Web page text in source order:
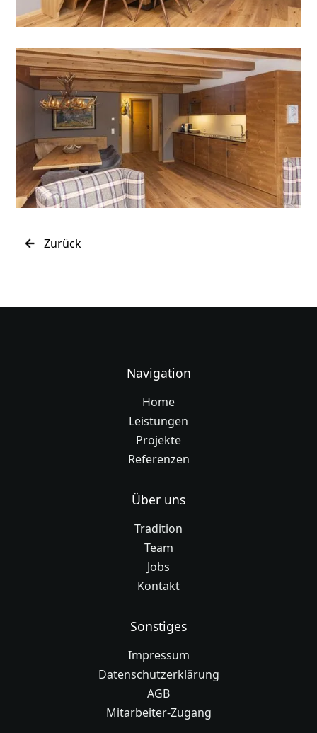
Zurück
Navigation
Home
Leistungen
Projekte
Referenzen
Über uns
Tradition
Team
Jobs
Kontakt
Sonstiges
Impressum
Datenschutzerklärung
AGB
Mitarbeiter-Zugang